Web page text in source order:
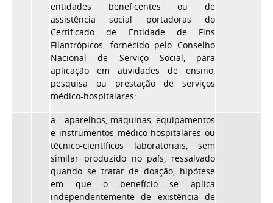
entidades beneficentes ou de
assistência social portadoras do
Certificado de Entidade de Fins
Filantrópicos, fornecido pelo Conselho
Nacional de Serviço Social, para
aplicação em atividades de ensino,
pesquisa ou prestação de serviços
médico-hospitalares:
a - aparelhos, máquinas, equipamentos
e instrumentos médico-hospitalares ou
técnico-científicos laboratoriais, sem
similar produzido no país, ressalvado
quando se tratar de doação, hipótese
em que o benefício se aplica
independentemente de existência de